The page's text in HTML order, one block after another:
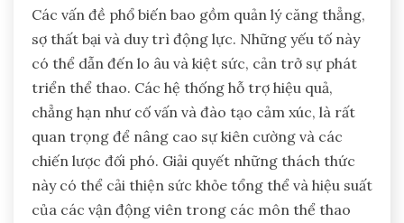
Các vấn đề phổ biến bao gồm quản lý căng thẳng,
sợ thất bại và duy trì động lực. Những yếu tố này
có thể dẫn đến lo âu và kiệt sức, cản trở sự phát
triển thể thao. Các hệ thống hỗ trợ hiệu quả,
chẳng hạn như cố vấn và đào tạo cảm xúc, là rất
quan trọng để nâng cao sự kiên cường và các
chiến lược đối phó. Giải quyết những thách thức
này có thể cải thiện sức khỏe tổng thể và hiệu suất
của các vận động viên trong các môn thể thao